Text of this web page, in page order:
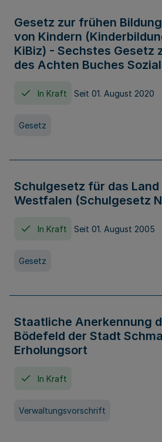
Gesetz zur frühen
von Kindern
KiBiz) - Sechstes Gesetz
des Achten Buches
In Kraft Seit 01. August 2020
Gesetz
Schulgesetz für das
Westfalen (Schulgesetz
In Kraft Seit 01. August 2005
Gesetz
Staatliche Anerkennung
Bödefeld der Stadt
Erholungsort
In Kraft
Verwaltungsvorschrift